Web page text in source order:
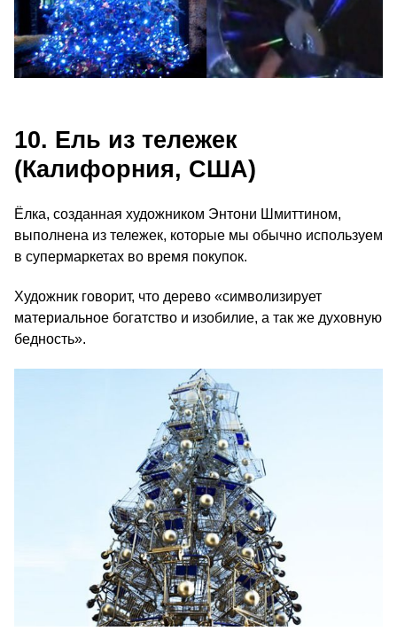
10. Ель из тележек
(Калифорния, США)
Ёлка, созданная художником Энтони Шмиттином,
выполнена из тележек, которые мы обычно используем
в супермаркетах во время покупок.
Художник говорит, что дерево «символизирует
материальное богатство и изобилие, а так же духовную
бедность».